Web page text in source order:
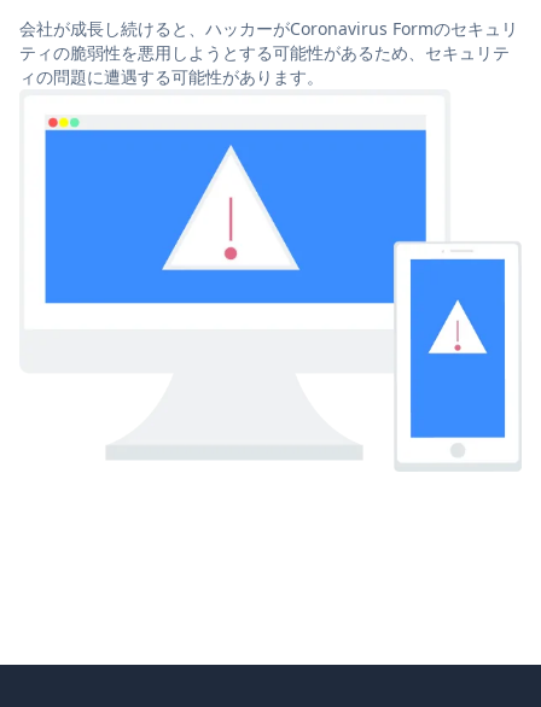
会社が成長し続けると、ハッカーがCoronavirus Formのセキュリ
ティの脆弱性を悪用しようとする可能性があるため、セキュリテ
ィの問題に遭遇する可能性があります。